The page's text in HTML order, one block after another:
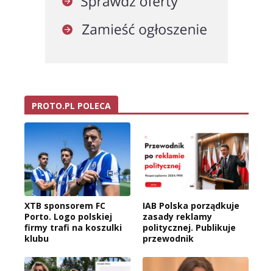
PROTO.PL POLECA
XTB sponsorem FC
Porto. Logo polskiej
firmy trafi na koszulki
klubu
IAB Polska porządkuje
zasady reklamy
politycznej. Publikuje
przewodnik